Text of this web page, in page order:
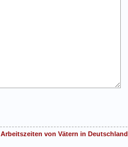
Arbeitszeiten von Vätern in Deutschland